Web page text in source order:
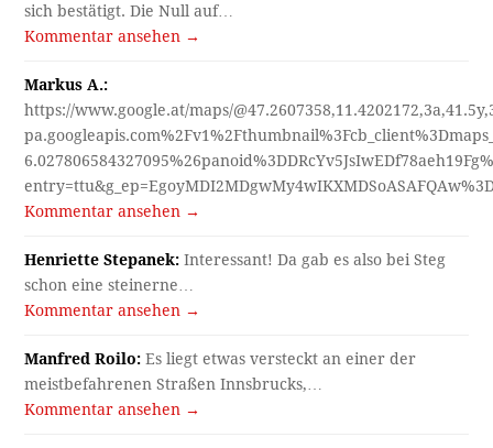
sich bestätigt. Die Null auf…
Kommentar ansehen →
Markus A.:
https://www.google.at/maps/
Kommentar ansehen →
Henriette Stepanek: Interessant! Da gab es also bei Steg
schon eine steinerne…
Kommentar ansehen →
Manfred Roilo: Es liegt etwas versteckt an einer der
meistbefahrenen Straßen Innsbrucks,…
Kommentar ansehen →